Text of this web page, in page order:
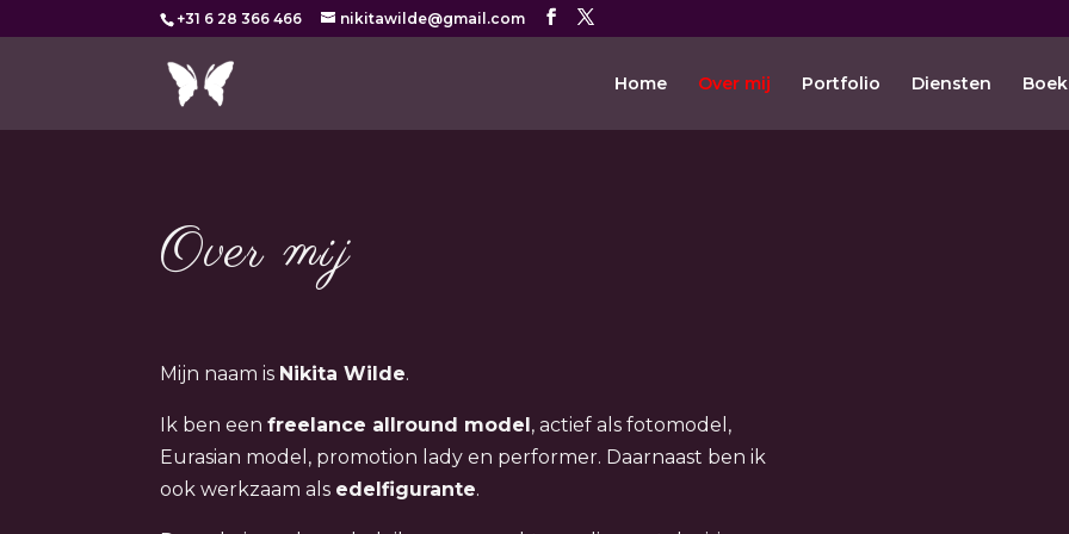
+31 6 28 366 466 nikitawilde@gmail.com
Home Over mij Portfolio Diensten
Over mij
Mijn naam is Nikita Wilde.
Ik ben eenfreelance allround model, actief als fotomodel,
Eurasian model, promotion lady en performer. Daarnaast ben ik
ook werkzaam als edelfigurante.